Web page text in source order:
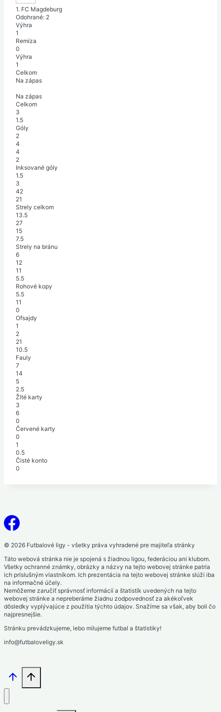
1. FC Magdeburg
Odohrané: 2
Výhra
1
Remíza
0
Výhra
1
Celkom
Na zápas
Na zápas
Celkom
3
1.5
Góly
2
4
4
2
Inksované góly
1.5
3
42
21
Strely celkom
13.5
27
15
7.5
Strely na bránu
6
12
11
5.5
Rohové kopy
5.5
11
0
Ofsajdy
1
2
21
10.5
Fauly
7
14
5
2.5
Žlté karty
3
6
0
Červené karty
0
1
0.5
Čisté konto
0
© 2026 Futbalové ligy - všetky práva vyhradené pre majiteľa stránky
Táto webová stránka nie je spojená s žiadnou ligou, federáciou ani klubom.
Všetky ochranné známky, obrázky a názvy na tejto webovej stránke patria
ich príslušným vlastníkom. Ich prezentácia na tejto webovej stránke slúži iba
na informačné účely.
Nemôžeme zaručiť správnosť informácií a štatistík uvedených na tejto
webovej stránke a nepreberáme žiadnu zodpovednosť za akékoľvek
dôsledky vyplývajúce z použitia týchto údajov. Snažíme sa však, aby boli čo
najpresnejšie.
Stránku prevádzkujeme, lebo milujeme futbal a štatistiky!
info@futbaloveligy.sk